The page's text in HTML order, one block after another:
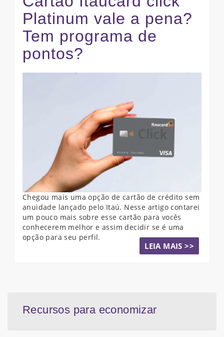
Platinum vale a pena?
Tem programa de
pontos?
Chegou mais uma opção de cartão de crédito sem
anuidade lançado pelo Itaú. Nesse artigo contarei
um pouco mais sobre esse cartão para vocês
conhecerem melhor e assim decidir se é uma
opção para seu perfil.
LEIA MAIS >>
Recursos para economizar